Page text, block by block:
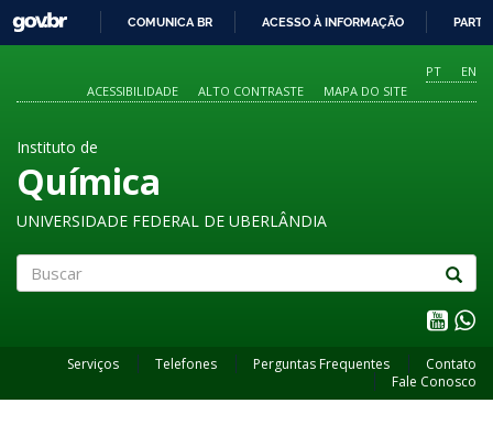
O
CONTEÚDO
GOVBR
COMUNICA BR ACESSO À INFORMAÇÃO
PT
EN
ACESSIBILIDADE
ALTO CONTRASTE MAPA DO SITE
Instituto de
Química
UNIVERSIDADE FEDERAL DE UBERLÂNDIA
Serviços Telefones Perguntas Frequentes
Contato
Fale Conosco